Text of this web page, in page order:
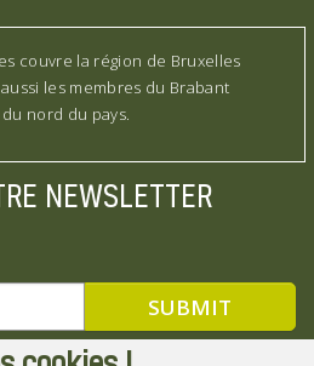
couvre la région de Bruxelles
les membres du Brabant
nord du pays.
NEWSLETTER